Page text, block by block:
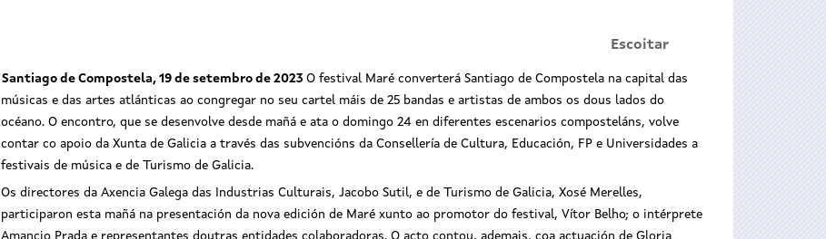
Escoitar
Santiago de Compostela, 19 de setembro de 2023 O festival Maré converterá Santiago de Compostela na capital das
músicas e das artes atlánticas ao congregar no seu cartel máis de 25 bandas e artistas de ambos os dous lados do
océano. O encontro, que se desenvolve desde mañá e ata o domingo 24 en diferentes escenarios composteláns, volve
contar co apoio da Xunta de Galicia a través das subvencións da Consellería de Cultura, Educación, FP e Universidades a
festivais de música e de Turismo de Galicia.
Os directores da Axencia Galega das Industrias Culturais, Jacobo Sutil, e de Turismo de Galicia, Xosé Merelles,
participaron esta mañá na presentación da nova edición de Maré xunto ao promotor do festival, Vítor Belho; o intérprete
Amancio Prada e representantes doutras entidades colaboradoras. O acto contou, ademais, coa actuación de Gloria